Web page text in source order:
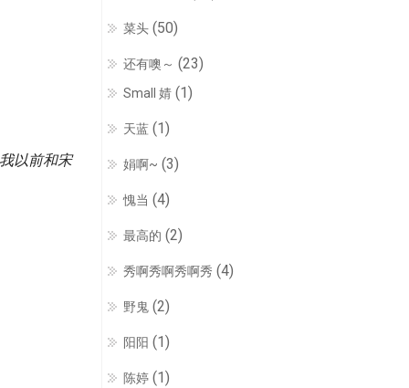
以前和宋
菜头 (50)
还有噢～ (23)
Small 婧 (1)
天蓝 (1)
娟啊~ (3)
愧当 (4)
最高的 (2)
秀啊秀啊秀啊秀 (4)
野鬼 (2)
阳阳 (1)
陈婷 (1)